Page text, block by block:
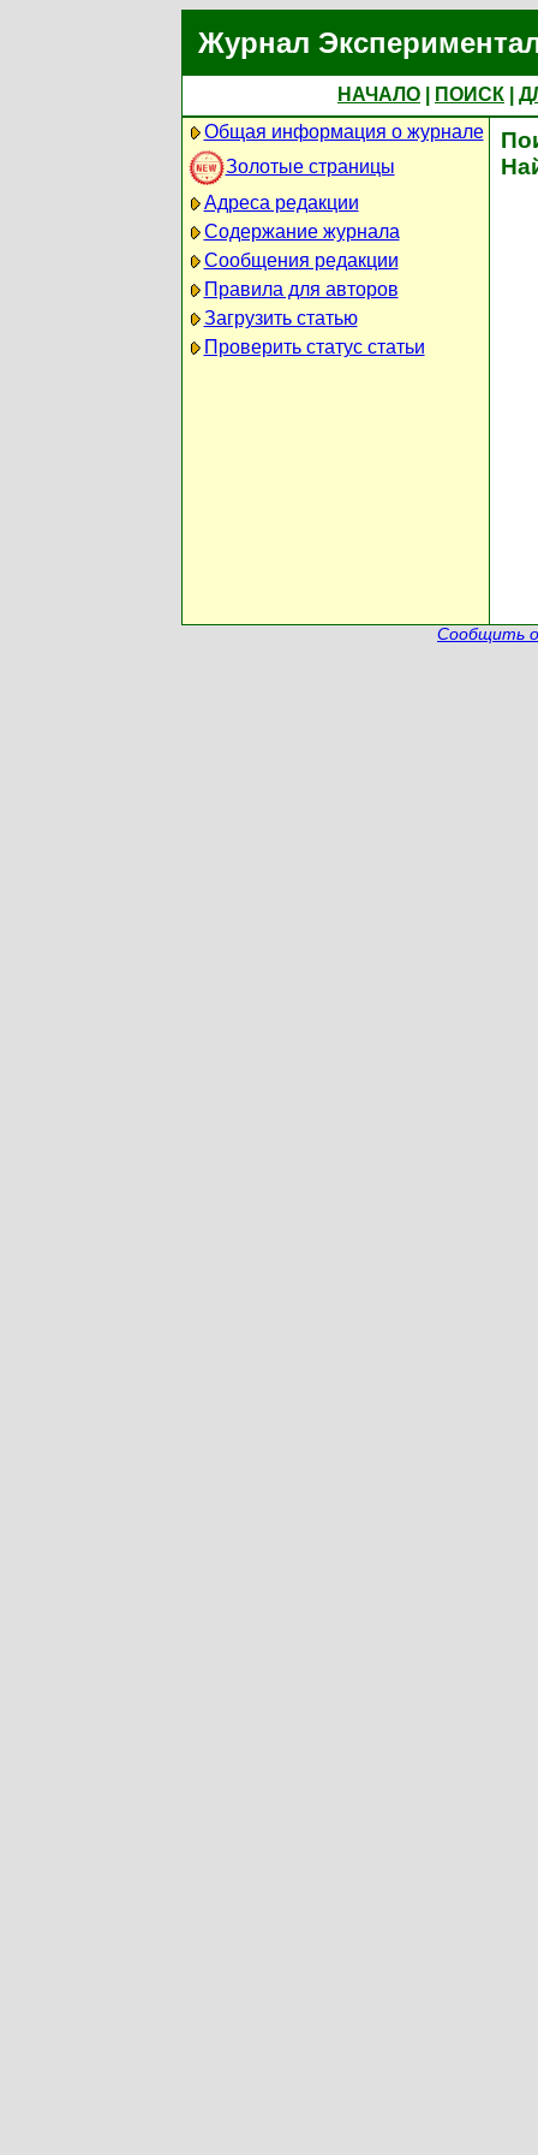
Журнал
НАЧАЛО ПОИСК
Общая информация о журнале
Золотые страницы
Адреса редакции
Содержание журнала
Сообщения редакции
Правила для авторов
Загрузить статью
Проверить статус статьи
Сообщить о